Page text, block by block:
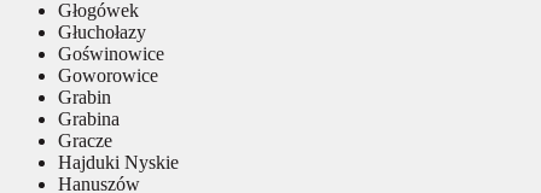
Głogówek
Głuchołazy
Goświnowice
Goworowice
Grabin
Grabina
Gracze
Hajduki Nyskie
Hanuszów